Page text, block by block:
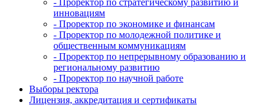
- Проректор по стратегическому развитию и
инновациям
- Проректор по экономике и финансам
- Проректор по молодежной политике и
общественным коммуникациям
- Проректор по непрерывному образованию и
региональному развитию
- Проректор по научной работе
Выборы ректора
Лицензия, аккредитация и сертификаты